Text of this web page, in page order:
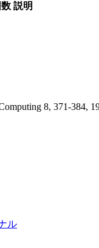
説明
8, 371-384,
ル